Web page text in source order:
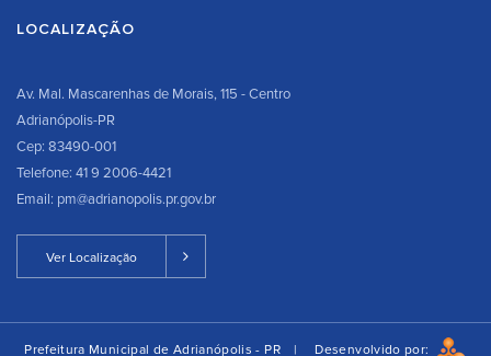
LOCALIZAÇÃO
Av. Mal. Mascarenhas de Morais, 115 - Centro
Adrianópolis-PR
Cep: 83490-001
Telefone: 41 9 2006-4421
Email: pm@adrianopolis.pr.gov.br
Ver Localização
Prefeitura Municipal de Adrianópolis - PR | Desenvolvido por: